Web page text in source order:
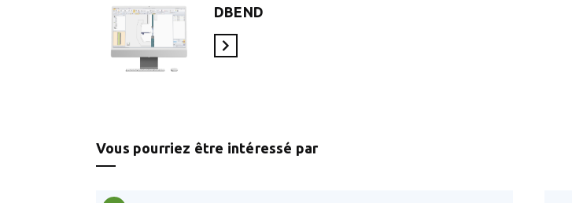
DBEND
En savoir plus
Vous pourriez être intéressé par